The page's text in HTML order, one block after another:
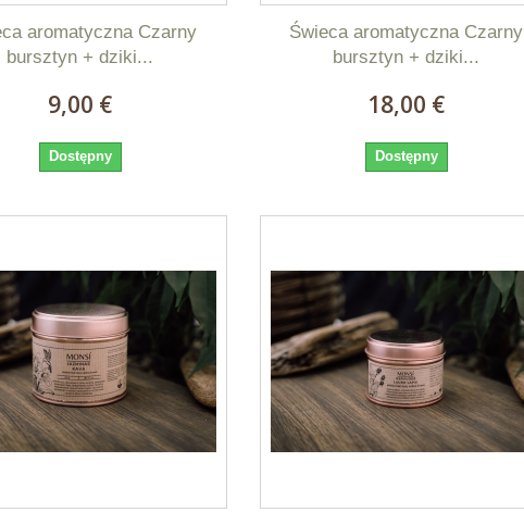
aromatyczna Czarny
bursztyn + dziki...
9,00 €
Dostępny
Świeca aromatyczna Czarny
bursztyn + dziki...
18,00 €
Dostępny